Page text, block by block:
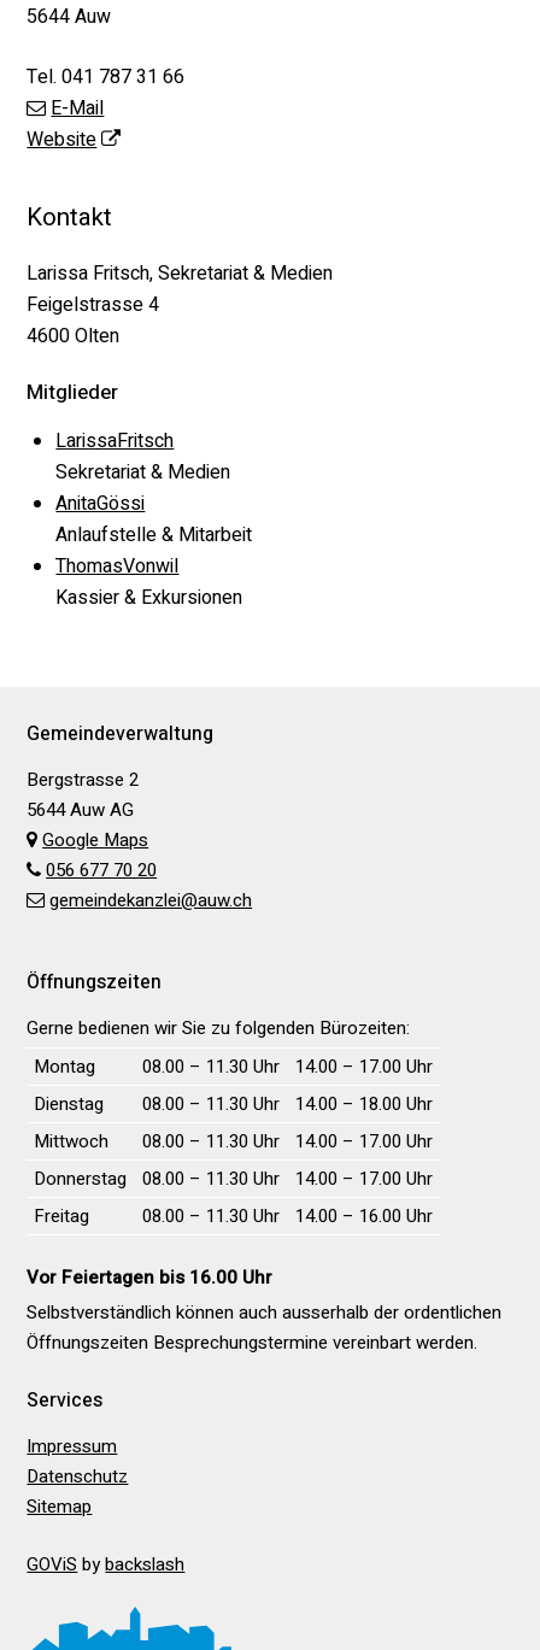
5644 Auw
Tel.041 787 31 66
E-Mail
Website
Kontakt
Larissa Fritsch, Sekretariat & Medien
Feigelstrasse 4
4600 Olten
Mitglieder
LarissaFritsch
Sekretariat & Medien
AnitaGössi
Anlaufstelle & Mitarbeit
ThomasVonwil
Kassier & Exkursionen
Footer
Gemeindeverwaltung
Bergstrasse 2
5644 Auw AG
Google Maps
056 677 70 20
gemeindekanzlei@auw.ch
Öffnungszeiten
Gerne bedienen wir Sie zu folgenden Bürozeiten:
Wochentag
Vormittag Nachmittag
Montag 08.00 – 11.30 Uhr
14.00 – 17.00 Uhr
Dienstag
08.00 – 11.30 Uhr
14.00 – 18.00 Uhr
Mittwoch
08.00 – 11.30 Uhr
14.00 – 17.00 Uhr
Donnerstag
08.00 – 11.30 Uhr
14.00 – 17.00 Uhr
Freitag
08.00 – 11.30 Uhr 14.00 – 16.00 Uhr
Vor Feiertagen bis 16.00 Uhr
Selbstverständlich können auch ausserhalb der ordentlichen
Öffnungs­zeiten Besprechungs­termine vereinbart werden.
Services
Impressum
Datenschutz
Sitemap
GOViS bybackslash